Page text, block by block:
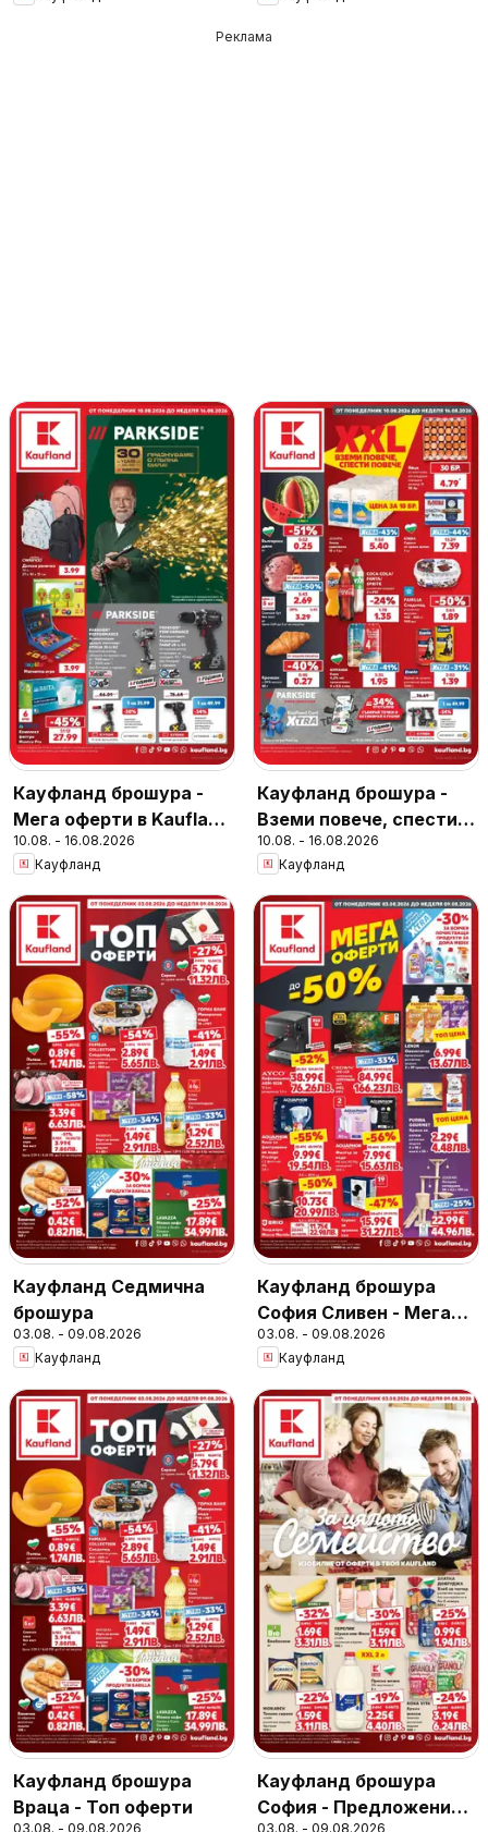
Реклама
Кауфланд брошура -
Мега оферти в Kaufland
с валидност до
16.08.2026
10.08. - 16.08.2026
Кауфланд
Кауфланд брошура -
Вземи повече, спести
повече с Kaufland с
валидност до
16.08.2026
10.08. - 16.08.2026
Кауфланд
Кауфланд Седмична
брошура
03.08. - 09.08.2026
Кауфланд
Кауфланд брошура
София Сливен - Мега
оферти
03.08. - 09.08.2026
Кауфланд
Кауфланд брошура
Враца - Топ оферти
03.08. - 09.08.2026
Кауфланд брошура
София - Предложения
03.08. - 09.08.2026